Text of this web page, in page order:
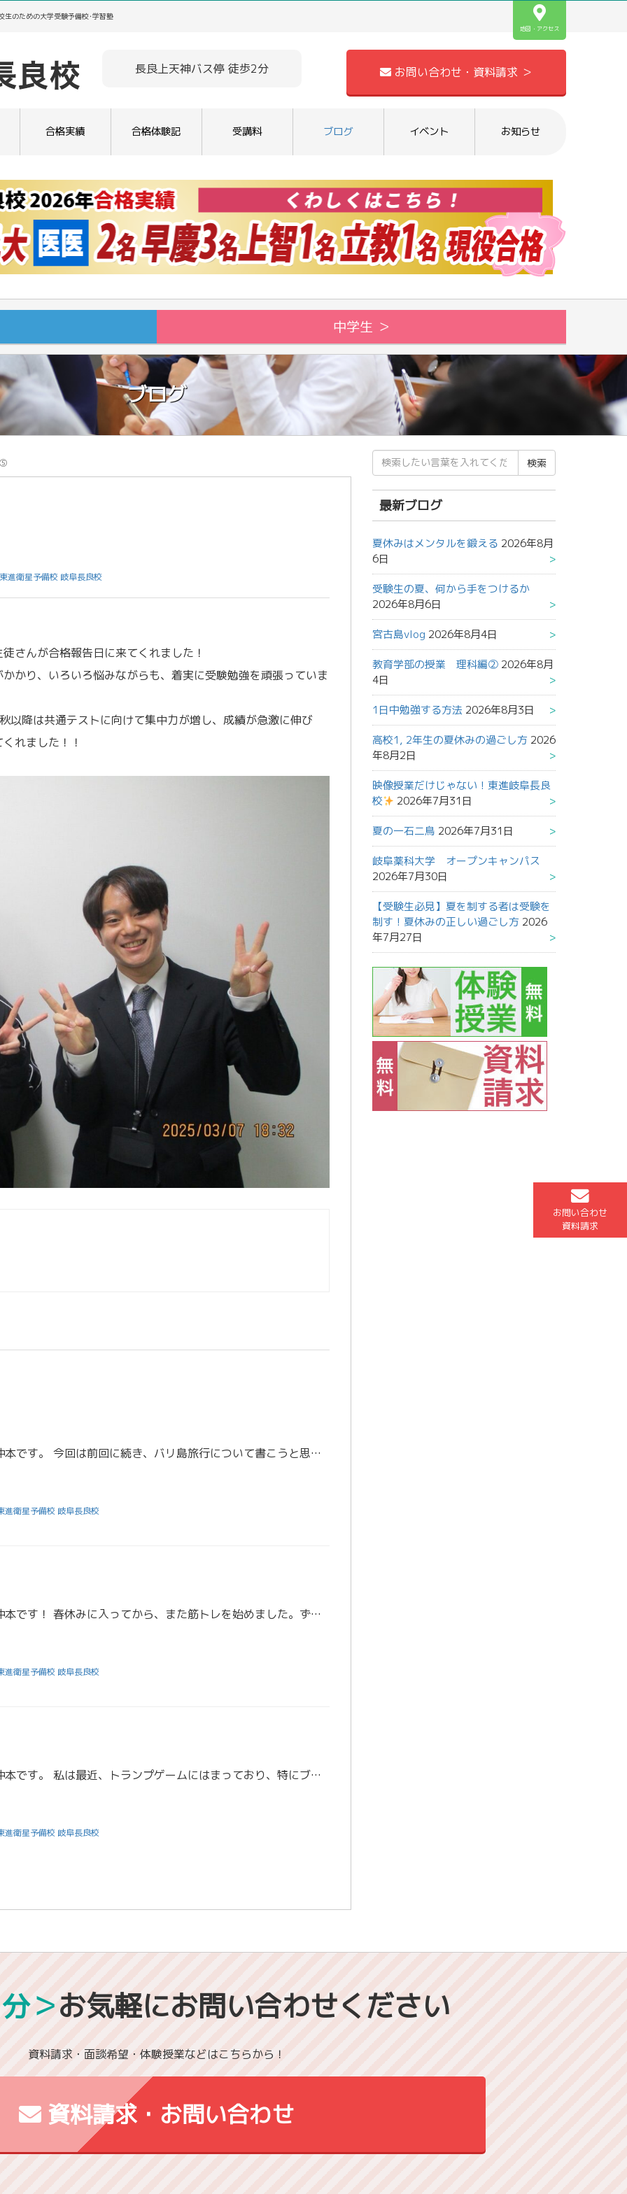
生のための大学受験予備校･学習塾
地図・アクセス
長良上天神バス停 徒歩2分 お問い合わせ・資料請求 ＞
合格実績 合格体験記 受講料 ブログ イベント お知らせ
中学生 ＞
お問い合わせ
資料請求
ブログ
⑤
東進衛星予備校 岐阜長良校
さんが合格報告日に来てくれました！
かり、いろいろ悩みながらも、着実に受験勉強を頑張っていま
以降は共通テストに向けて集中力が増し、成績が急激に伸び
れました！！
こんにちは！担任助手の沖本です。 今回は前回に続き、バリ島旅行について書こうと思います。 バリ島はインドネシアに属している小さな島で、その面積は千葉県とほとんど同じです。 インドネシアの本島と扱われるジャワ島は、宗教がイ […]
進衛星予備校 岐阜長良校
こんにちは！担任助手の沖本です！ 春休みに入ってから、また筋トレを始めました。ずっと習慣化していたのですが、大学の試験などで忙しく二ヶ月ほど出来ていなかったので、このブランクを埋めるべく最近は筋トレに励んでいます。本当は […]
進衛星予備校 岐阜長良校
こんにちは！担任助手の沖本です。 私は最近、トランプゲームにはまっており、特にブラックジャックというゲームにはまっています。 ブラックジャックのルールを簡単に説明します。 ブラックジャックはプレイヤーとディーラーに分かれ […]
進衛星予備校 岐阜長良校
検
索
結
果:
最新ブログ
夏休みはメンタルを鍛える 2026年8月
6日
受験生の夏、何から手をつけるか
2026年8月6日
宮古島vlog 2026年8月4日
教育学部の授業 理科編② 2026年8月
4日
1日中勉強する方法 2026年8月3日
高校1, 2年生の夏休みの過ごし方 2026
年8月2日
映像授業だけじゃない！東進岐阜長良
校
2026年7月31日
夏の一石二鳥 2026年7月31日
岐阜薬科大学 オープンキャンパス
2026年7月30日
【受験生必見】夏を制する者は受験を
制す！夏休みの正しい過ごし方 2026
年7月27日
＞お気軽にお問い合わせください
資料請求・面談希望・体験授業などはこちらから！
資料請求・お問い合わせ